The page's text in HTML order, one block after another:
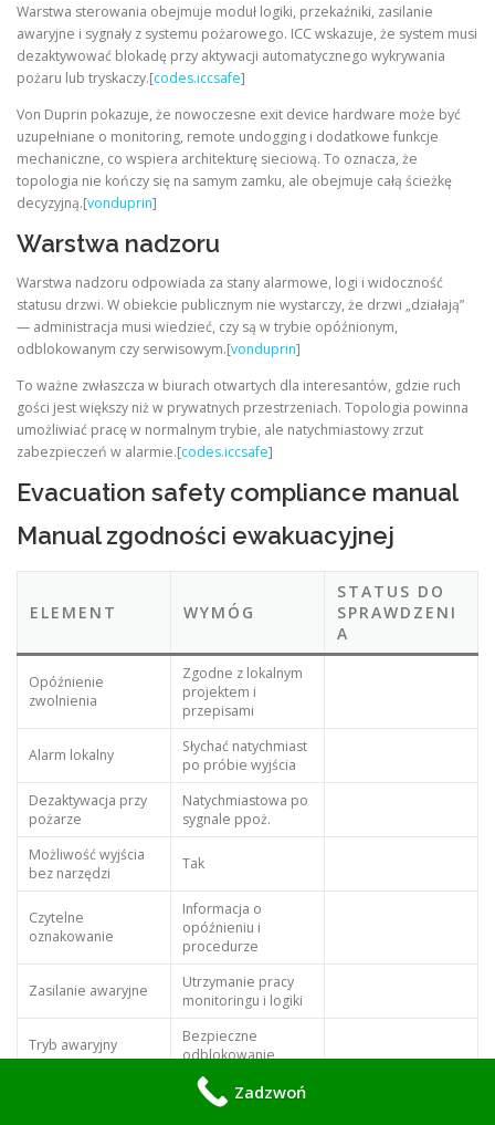
Warstwa sterowania obejmuje moduł logiki, przekaźniki, zasilanie
awaryjne i sygnały z systemu pożarowego. ICC wskazuje, że system musi
dezaktywować blokadę przy aktywacji automatycznego wykrywania
pożaru lub tryskaczy.[codes.iccsafe]
Von Duprin pokazuje, że nowoczesne exit device hardware może być
uzupełniane o monitoring, remote undogging i dodatkowe funkcje
mechaniczne, co wspiera architekturę sieciową. To oznacza, że
topologia nie kończy się na samym zamku, ale obejmuje całą ścieżkę
decyzyjną.[vonduprin]
Warstwa nadzoru
Warstwa nadzoru odpowiada za stany alarmowe, logi i widoczność
statusu drzwi. W obiekcie publicznym nie wystarczy, że drzwi „działają”
— administracja musi wiedzieć, czy są w trybie opóźnionym,
odblokowanym czy serwisowym.[vonduprin]
To ważne zwłaszcza w biurach otwartych dla interesantów, gdzie ruch
gości jest większy niż w prywatnych przestrzeniach. Topologia powinna
umożliwiać pracę w normalnym trybie, ale natychmiastowy zrzut
zabezpieczeń w alarmie.[codes.iccsafe]
Evacuation safety compliance manual
Manual zgodności ewakuacyjnej
ELEMENT WYMÓG
STATUS DO
SPRAWDZENI
A
Opóźnienie
zwolnienia
Zgodne z lokalnym
projektem i
przepisami
Alarm lokalny
Słychać natychmiast
po próbie wyjścia
Dezaktywacja przy
pożarze
Natychmiastowa po
sygnale ppoż.
Możliwość wyjścia
bez narzędzi
Tak
Czytelne
oznakowanie
Informacja o
opóźnieniu i
procedurze
Zasilanie awaryjne
Utrzymanie pracy
monitoringu i logiki
Tryb awaryjny
Bezpieczne
odblokowanie
Zadzwoń